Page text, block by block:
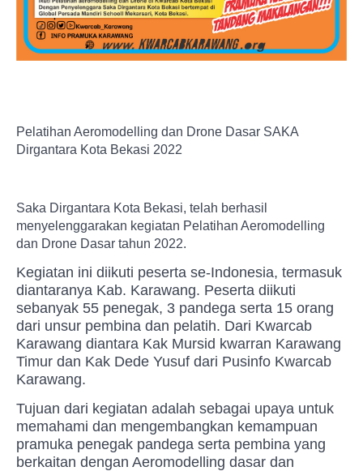
Pelatihan Aeromodelling dan Drone Dasar SAKA
Dirgantara Kota Bekasi 2022
Saka Dirgantara Kota Bekasi, telah berhasil
menyelenggarakan kegiatan Pelatihan Aeromodelling
dan Drone Dasar tahun 2022.
Kegiatan ini diikuti peserta se-Indonesia, termasuk
diantaranya Kab. Karawang. Peserta diikuti
sebanyak 55 penegak, 3 pandega serta 15 orang
dari unsur pembina dan pelatih. Dari Kwarcab
Karawang diantara Kak Mursid kwarran Karawang
Timur dan Kak Dede Yusuf dari Pusinfo Kwarcab
Karawang.
Tujuan dari kegiatan adalah sebagai upaya untuk
memahami dan mengembangkan kemampuan
pramuka penegak pandega serta pembina yang
berkaitan dengan Aeromodelling dasar dan